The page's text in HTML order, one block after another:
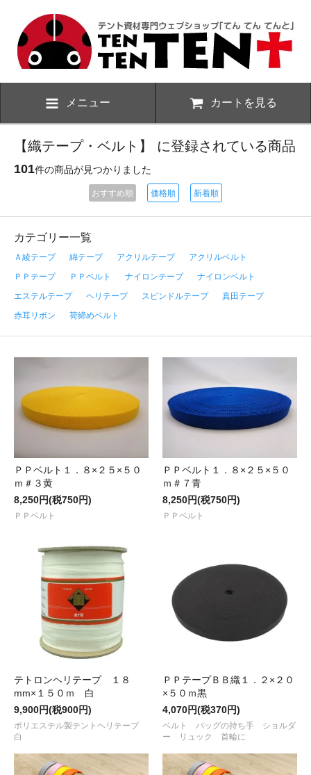
メニュー カートを見る
【織テープ・ベルト】 に登録されている商品
101件の商品が見つかりました
おすすめ順 価格順 新着順
カテゴリー一覧
Ａ綾テープ 綿テープ アクリルテープ
アクリルベルト
ＰＰテープ
ＰＰベルト ナイロンテープ
ナイロンベルト
エステルテープ
ヘリテープ スピンドルテープ
真田テープ
赤耳リボン
荷締めベルト
ＰＰベルト１．８×２５×５０
ｍ＃３黄
8,250円(税750円)
ＰＰベルト
ＰＰベルト１．８×２５×５０
ｍ＃７青
8,250円(税750円)
ＰＰベルト
テトロンヘリテープ １８
mm×１５０ｍ 白
9,900円(税900円)
ポリエステル製テントヘリテープ
白
ＰＰテープＢＢ織１．２×２０
×５０ｍ黒
4,070円(税370円)
ベルト バッグの持ち手 ショルダ
ー リュック 首輪に